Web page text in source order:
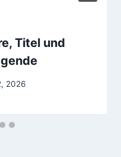
Titel und
2026